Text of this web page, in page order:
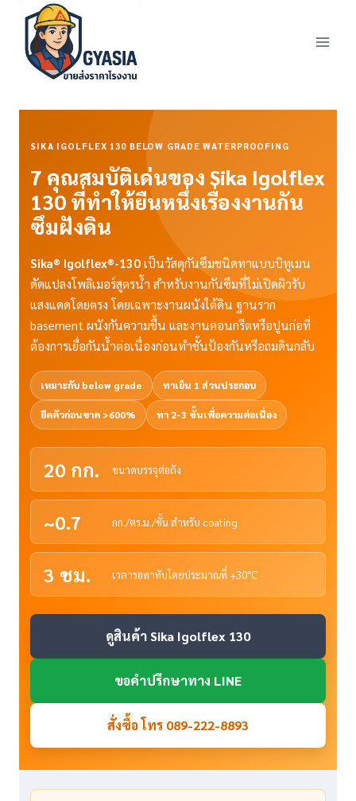
content
SIKA IGOLFLEX 130 BELOW GRADE WATERPROOFING
7 คุณสมบัติเด่นของ Sika Igolflex
130 ที่ทำให้ยืนหนึ่งเรื่องงานกัน
ซึมฝังดิน
Sika® Igolflex®-130 เป็นวัสดุกันซึมชนิดทาแบบบิทูเมน
ดัดแปลงโพลิเมอร์สูตรน้ำ สำหรับงานกันซึมที่ไม่เปิดผิวรับ
แสงแดดโดยตรง โดยเฉพาะงานผนังใต้ดิน ฐานราก
basement ผนังกันความชื้น และงานคอนกรีตหรือปูนก่อที่
ต้องการเยื่อกันน้ำต่อเนื่องก่อนทำชั้นป้องกันหรือถมดินกลับ
เหมาะกับ below grade ทาเย็น 1 ส่วนประกอบ
ยืดตัวก่อนขาด >600% ทา 2-3 ชั้นเพื่อความต่อเนื่อง
20 กก. ขนาดบรรจุต่อถัง
~0.7 กก./ตร.ม./ชั้น สำหรับ coating
3 ชม. เวลารอทาทับโดยประมาณที่ +30°C
ดูสินค้า Sika Igolflex 130
ขอคำปรึกษาทาง LINE
สั่งซื้อ โทร 089-222-8893